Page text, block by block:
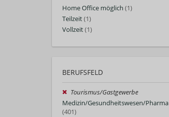
Home Office möglich (1)
Teilzeit(1)
Vollzeit(1)
BERUFSFELD
Tourismus/Gastgewerbe
Medizin/Gesundheitswesen/Pharma
(401)